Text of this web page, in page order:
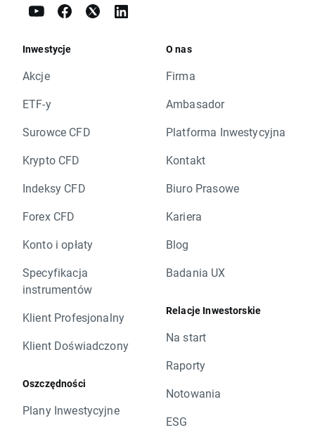
Inwestycje
Akcje
ETF-y
Surowce CFD
Krypto CFD
Indeksy CFD
Forex CFD
Konto i opłaty
Specyfikacja
instrumentów
Klient Profesjonalny
Klient Doświadczony
Oszczędności
Plany Inwestycyjne
O nas
Firma
Ambasador
Platforma Inwestycyjna
Kontakt
Biuro Prasowe
Kariera
Blog
Badania UX
Relacje Inwestorskie
Na start
Raporty
Notowania
ESG